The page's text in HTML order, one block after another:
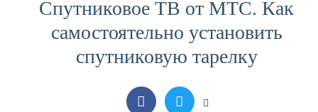
Спутниковое ТВ от МТС. Как
самостоятельно установить
спутниковую тарелку